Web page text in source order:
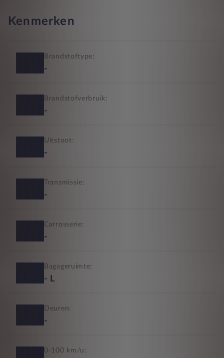
Kenmerken
Brandstoftype:
-
Brandstofverbruik:
-
Uitstoot:
-
Transmissie:
-
Carrosserie:
-
Bagageruimte:
- L
Deuren:
-
0-100 km/u: